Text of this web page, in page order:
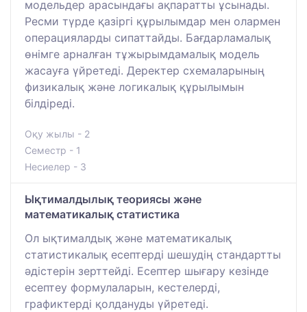
модельдер арасындағы ақпаратты ұсынады.
Ресми түрде қазіргі құрылымдар мен олармен
операцияларды сипаттайды. Бағдарламалық
өнімге арналған тұжырымдамалық модель
жасауға үйретеді. Деректер схемаларының
физикалық және логикалық құрылымын
білдіреді.
Оқу жылы - 2
Семестр - 1
Несиелер - 3
Ықтималдылық теориясы және
математикалық статистика
Ол ықтималдық және математикалық
статистикалық есептерді шешудің стандартты
әдістерін зерттейді. Есептер шығару кезінде
есептеу формулаларын, кестелерді,
графиктерді қолдануды үйретеді.